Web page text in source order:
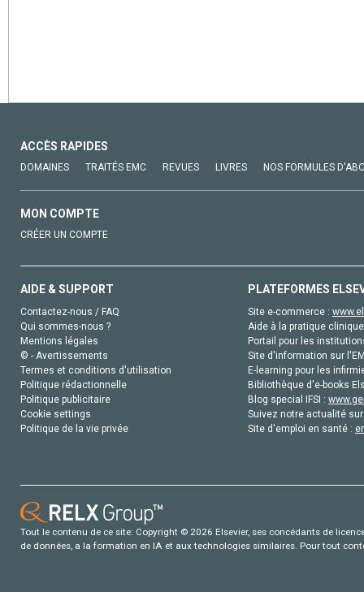
ACCÈS RAPIDES
DOMAINES TRAITÉS EMC REVUES LIVRES NOS FORMULES
MON COMPTE
CRÉER UN COMPTE
AIDE & SUPPORT
Contactez-nous / FAQ
Qui sommes-nous ?
Mentions légales
© - Avertissements
Termes et conditions d'utilisation
Politique rédactionnelle
Politique publicitaire
Cookie settings
Politique de la vie privée
PLATEFORMES
Site e-commerce :
Aide à la pratique
Portail pour les
Site d'information sur
E-learning pour les
Bibliothèque d'e-books
Blog special IFSI :
Suivez notre actualité
Site d'emploi en santé :
Tout le contenu de ce site: Copyright © 2026 Elsevier, ses concédants de
de données, a la formation en IA et aux technologies similaires. Pour tout